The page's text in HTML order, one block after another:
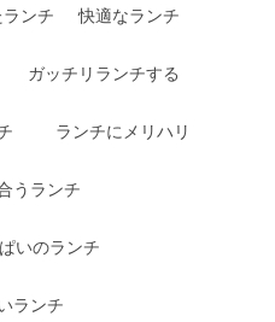
ンチ 快適なランチ
ガッチリランチする
ランチにメリハリ
うランチ
いのランチ
ランチ